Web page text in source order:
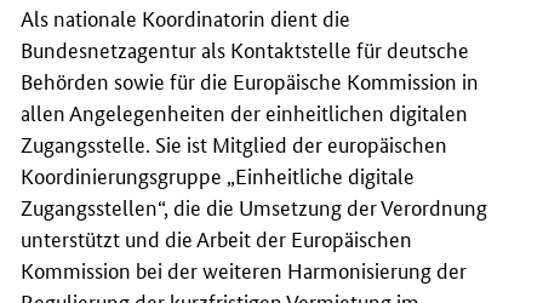
Als nationale Koordinatorin dient die
Bundesnetzagentur als Kontaktstelle für deutsche
Behörden sowie für die Europäische Kommission in
allen Angelegenheiten der einheitlichen digitalen
Zugangsstelle. Sie ist Mitglied der europäischen
Koordinierungsgruppe „Einheitliche digitale
Zugangsstellen“, die die Umsetzung der Verordnung
unterstützt und die Arbeit der Europäischen
Kommission bei der weiteren Harmonisierung der